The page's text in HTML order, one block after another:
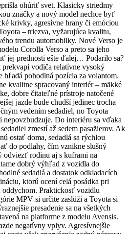
ohúriť svet. Klasicky striedmy
značky a nový model nechce byť
krivky, agresívne hrany či emóciou
– triezva, vyžarujúca kvalitu,
trendu automobilky. Nové Verso je
Corolla Verso a preto sa jeho
jej prednosti ešte ďalej… Podarilo sa?
vodiča relatívne vysoký
hľadá pohodlná pozícia za volantom.
kvalitne spracovaný interiér – mäkké
dobre čitateľné prístroje natočené
jazde bude chudší jedinec trocha
vedením sedadiel, no Toyota
nepovzbudzuje. Do interiéru sa vďaka
zmestí až sedem pasažierov. Ak
ostať doma, sedadlá sa rýchlou
do podlahy, čím vznikne slušný
odviezť rodinu aj s kuframi na
dobrý výhľad z vozidla do
sedadlá a dostatok odkladacích
ktorú ocení celá posádka pri
oddychom. Praktickosť vozidlu
MPV si určite zaslúži a Toyota si
presadenie sa na všetkých
na platforme z modelu Avensis.
negatívny vplyv. Agresívnejšie